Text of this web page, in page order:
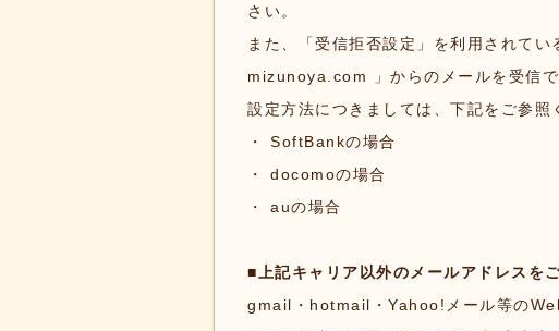
さい。
また、「受信拒否設定」を利用されてい
mizunoya.com 」からのメールを受信で
設定方法につきましては、下記をご参照
・ SoftBankの場合
・ docomoの場合
・ auの場合
■上記キャリア以外のメールアドレスを
gmail・hotmail・Yahoo!メール等の